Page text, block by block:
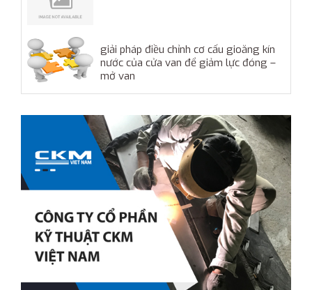
giải pháp điều chỉnh cơ cấu gioăng kín
nước của cửa van để giảm lực đóng –
mở van